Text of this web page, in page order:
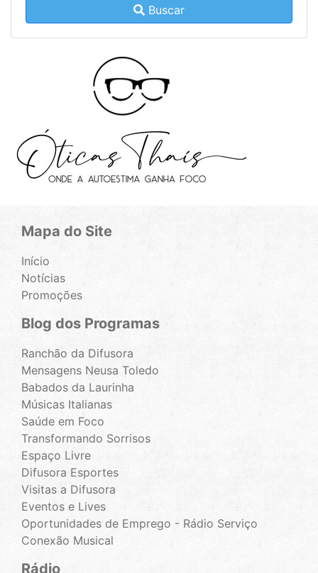
Buscar
Mapa do Site
Início
Notícias
Promoções
Blog dos Programas
Ranchão da Difusora
Mensagens Neusa Toledo
Babados da Laurinha
Músicas Italianas
Saúde em Foco
Transformando Sorrisos
Espaço Livre
Difusora Esportes
Visitas a Difusora
Eventos e Lives
Oportunidades de Emprego - Rádio Serviço
Conexão Musical
Rádio